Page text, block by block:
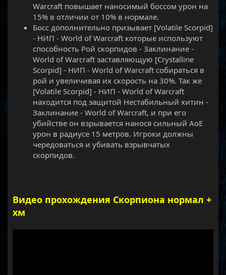
Warcraft повышает наносимый боссом урон на
15% в отличии от 10% в нормале.
Босс дополнительно призывает [Volatile Scorpid]
- НИП - World of Warcraft которые используют
способность Рой скорпидов - Заклинание -
World of Warcraft заставляющую [Crystalline
Scorpid] - НИП - World of Warcraft собираться в
рой и увеличивая их скорость на 30%. Так же
[Volatile Scorpid] - НИП - World of Warcraft
находится под защитой Нестабильный хитин -
Заклинание - World of Warcraft, и при его
убийстве он взрывается нанося сильный АоЕ
урон в радиусе 15 метров. Игроки должны
чередоваться и убивать взрывчатых
скорпидов.
Видео прохождения Скорпиона нормал +
хм